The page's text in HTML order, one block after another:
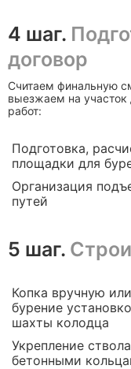
4 шаг.
договор
Считаем финальную
выезжаем на участок
работ:
Подготовка,
площадки для
Организация
путей
5 шаг.
Копка вручную или
бурение
шахты колодца
Укрепление ствола
бетонными